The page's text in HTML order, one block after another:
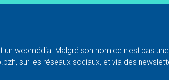
un webmédia. Malgré son nom ce n'est pas
sur les réseaux sociaux, et via des